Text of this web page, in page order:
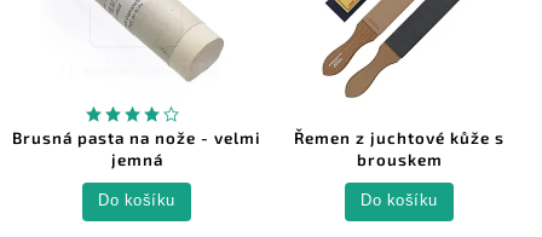
Brusná pasta na nože - velmi
jemná
Do košíku
Řemen z juchtové kůže s
brouskem
Do košíku